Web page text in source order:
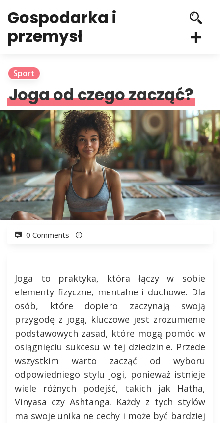
Gospodarka i
przemysł
Sport
Joga od czego zacząć?
0 Comments
Joga to praktyka, która łączy w sobie
elementy fizyczne, mentalne i duchowe. Dla
osób, które dopiero zaczynają swoją
przygodę z jogą, kluczowe jest zrozumienie
podstawowych zasad, które mogą pomóc w
osiągnięciu sukcesu w tej dziedzinie. Przede
wszystkim warto zacząć od wyboru
odpowiedniego stylu jogi, ponieważ istnieje
wiele różnych podejść, takich jak Hatha,
Vinyasa czy Ashtanga. Każdy z tych stylów
ma swoje unikalne cechy i może być bardziej